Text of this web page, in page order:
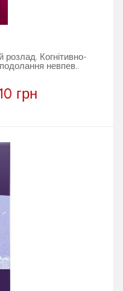
розлад. Когнітивно-
невпев..
грн